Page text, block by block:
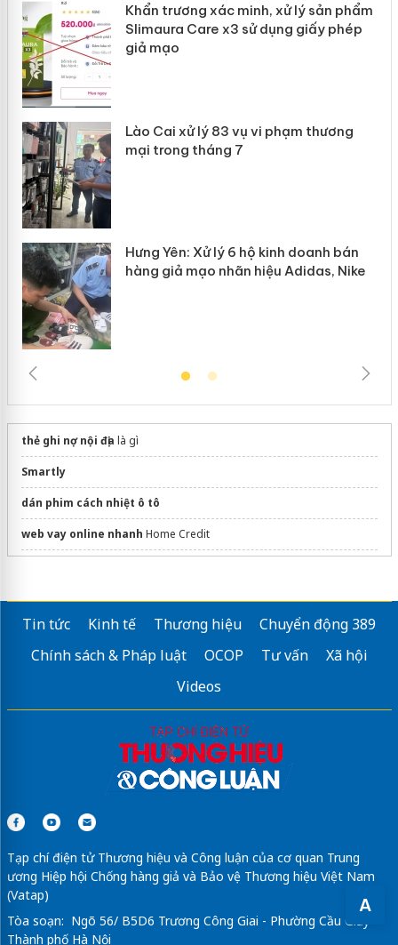
A
Khẩn trương xác minh, xử lý sản phẩm
Slimaura Care x3 sử dụng giấy phép
giả mạo
Lào Cai xử lý 83 vụ vi phạm thương
mại trong tháng 7
Hưng Yên: Xử lý 6 hộ kinh doanh bán
hàng giả mạo nhãn hiệu Adidas, Nike
thẻ ghi nợ nội địa là gì
Smartly
dán phim cách nhiệt ô tô
web vay online nhanh Home Credit
Tin tức Kinh tế Thương hiệu
Chuyển động 389
Chính sách & Pháp luật
OCOP Tư vấn
Xã hội
Videos
Tạp chí điện tử Thương hiệu và Công luận của cơ quan Trung
ương Hiệp hội Chống hàng giả và Bảo vệ Thương hiệu Việt Nam
(Vatap)
Tòa soạn: Ngõ 56/ B5D6 Trương Công Giai - Phường Cầu Giấy -
Thành phố Hà Nội